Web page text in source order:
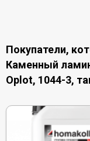
Покупатели,
Каменный
Oplot, 1044-3,